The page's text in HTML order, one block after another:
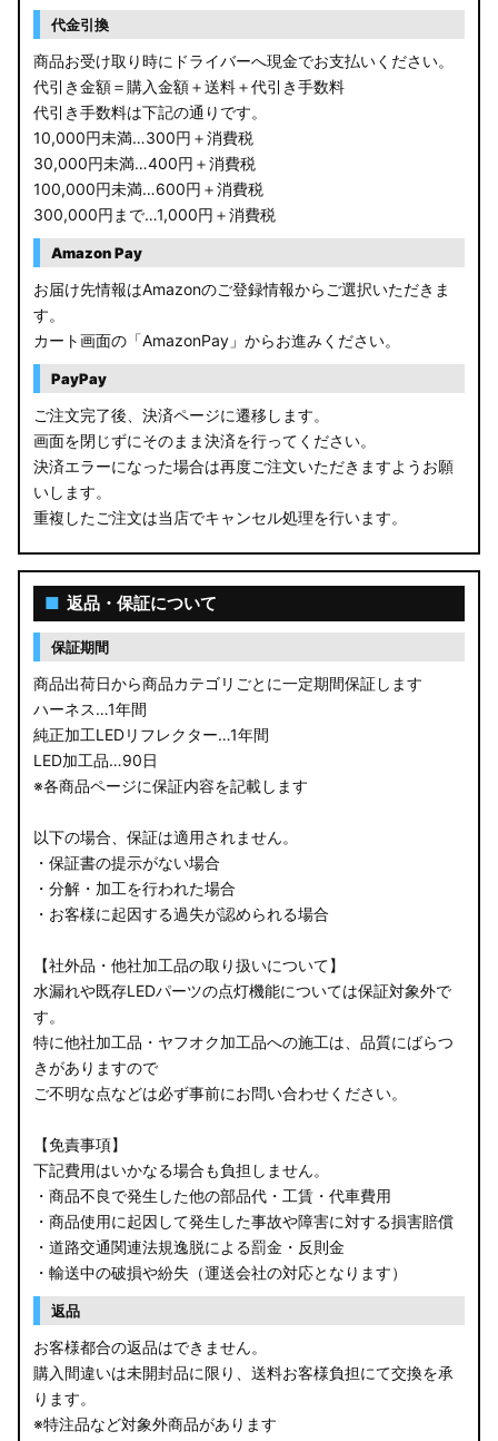
RP6/7 ステップワゴン
RP1/2 RP3/4 ステップワゴン/スパーダ
RK5/6 ステップワゴンスパーダ
RC1/2 オデッセイ
GB5〜8 フリード
GR フィット
GP5/6 GK3〜6 フィット
MK53S スペーシアカスタム
MA37S/MA27S ソリオ / ソリオ バンディット
MA26S/MA36S ソリオ
ZC33S スイフトスポーツ
LA650S タントカスタム
LA600S タントカスタム
LA150S ムーヴカスタム
LA700S ウェイク
GN0W アウトランダー
GK1W/GK9W エクリプスクロス
CV1W デリカD:5
B34A/B35A/B37A/B38A デリカミニ
B34W/B35W/B37W/B38W ekクロススペース
B34W/B35W/B37W/B38W ekクロス
KG CX-8
GU クロストレック
GU インプレッサ
VN5 VNH レヴォーグ / レイバック
ZD8 BRZ
ZC6 BRZ
URJ201 LX570
代金引換
商品お受け取り時にドライバーへ現金でお支払いください。
代引き金額＝購入金額＋送料＋代引き手数料
代引き手数料は下記の通りです。
10,000円未満…300円＋消費税
30,000円未満…400円＋消費税
100,000円未満…600円＋消費税
300,000円まで…1,000円＋消費税
Amazon Pay
お届け先情報はAmazonのご登録情報からご選択いただきま
す。
カート画面の「AmazonPay」からお進みください。
PayPay
ご注文完了後、決済ページに遷移します。
画面を閉じずにそのまま決済を行ってください。
決済エラーになった場合は再度ご注文いただきますようお願
いします。
重複したご注文は当店でキャンセル処理を行います。
■ 返品・保証について
保証期間
商品出荷日から商品カテゴリごとに一定期間保証します
ハーネス…1年間
純正加工LEDリフレクター…1年間
LED加工品…90日
※各商品ページに保証内容を記載します
以下の場合、保証は適用されません。
・保証書の提示がない場合
・分解・加工を行われた場合
・お客様に起因する過失が認められる場合
【社外品・他社加工品の取り扱いについて】
水漏れや既存LEDパーツの点灯機能については保証対象外で
す。
特に他社加工品・ヤフオク加工品への施工は、品質にばらつ
きがありますので
ご不明な点などは必ず事前にお問い合わせください。
【免責事項】
下記費用はいかなる場合も負担しません。
・商品不良で発生した他の部品代・工賃・代車費用
・商品使用に起因して発生した事故や障害に対する損害賠償
・道路交通関連法規逸脱による罰金・反則金
・輸送中の破損や紛失（運送会社の対応となります）
返品
お客様都合の返品はできません。
購入間違いは未開封品に限り、送料お客様負担にて交換を承
ります。
※特注品など対象外商品があります